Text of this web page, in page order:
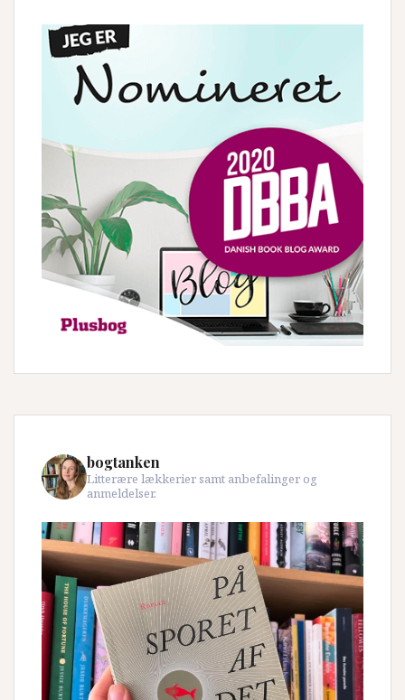
bogtanken
Litterære lækkerier samt anbefalinger og
anmeldelser.